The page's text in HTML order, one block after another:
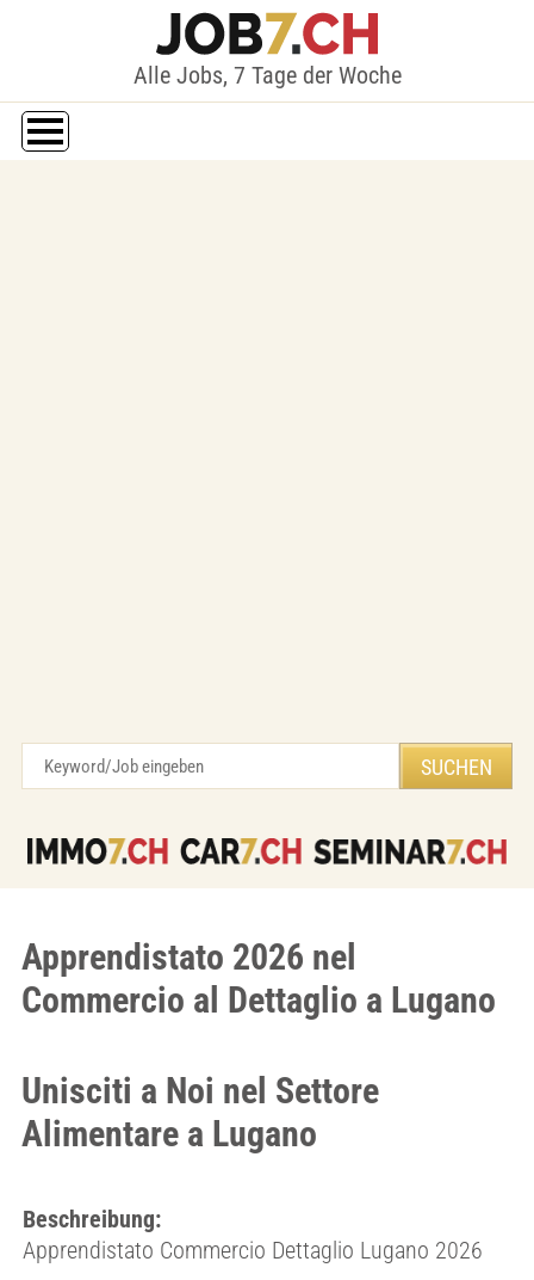
Alle Jobs, 7 Tage der Woche
Apprendistato 2026 nel
Commercio al Dettaglio a Lugano
Unisciti a Noi nel Settore
Alimentare a Lugano
Beschreibung:
Apprendistato Commercio Dettaglio Lugano 2026